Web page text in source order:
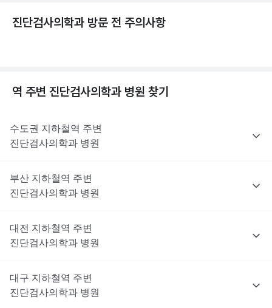
진단검사의학과 방문 전 주의사항
역 주변 진단검사의학과 병원 찾기
수도권 지하철역 주변
진단검사의학과 병원
부산 지하철역 주변
진단검사의학과 병원
대전 지하철역 주변
진단검사의학과 병원
대구 지하철역 주변
진단검사의학과 병원